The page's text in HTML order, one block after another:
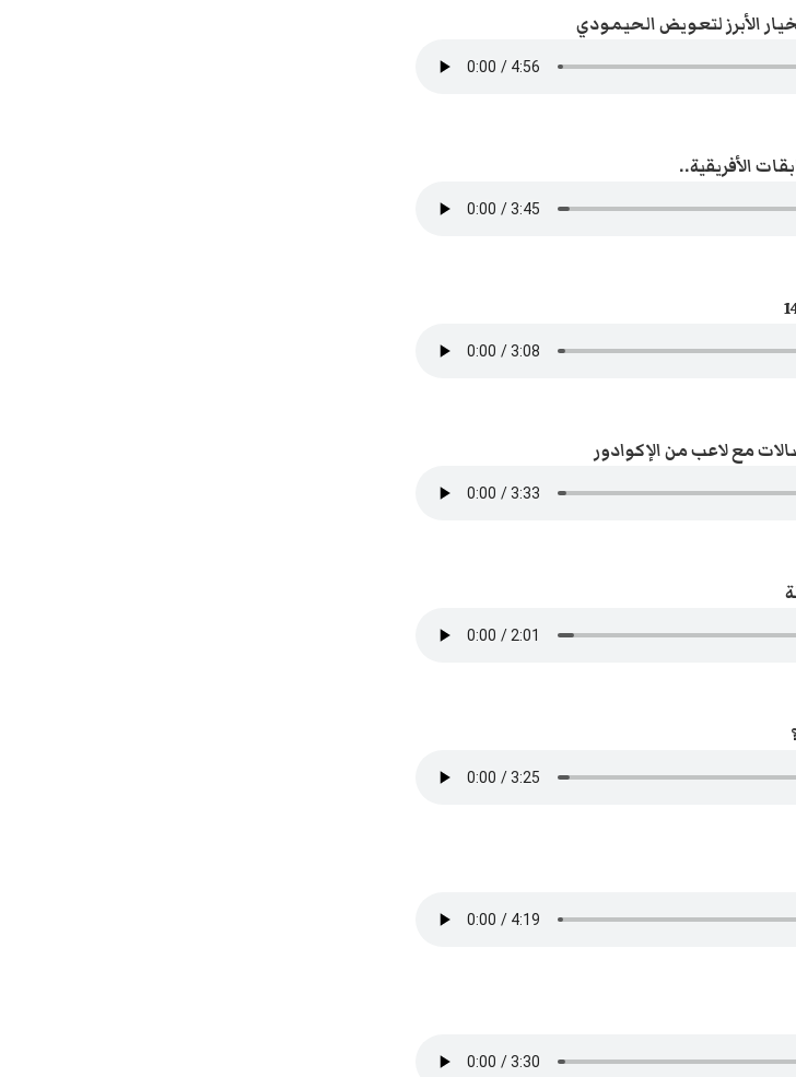
الأبرز لتعويض الحيمودي
الأفريقية..
مع لاعب من الإكوادور